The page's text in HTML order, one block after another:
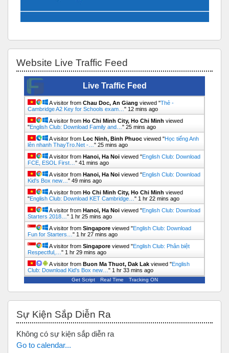
Website Live Traffic Feed
Live Traffic Feed
A visitor from Chau Doc, An Giang viewed "Thẻ -
Cambridge A2 Key for Schools exam… " 12 mins ago
A visitor from Ho Chi Minh City, Ho Chi Minh viewed
"English Club: Download Family and… " 25 mins ago
A visitor from Loc Ninh, Binh Phuoc viewed "Học tiếng Anh
lên nhanh ThayTro.Net -… " 25 mins ago
A visitor from Hanoi, Ha Noi viewed "English Club: Download
FCE, ESOL First… " 41 mins ago
A visitor from Hanoi, Ha Noi viewed "English Club: Download
Kid's Box new… " 49 mins ago
A visitor from Ho Chi Minh City, Ho Chi Minh viewed
"English Club: Download KET Cambridge… " 1 hr 22 mins ago
A visitor from Hanoi, Ha Noi viewed "English Club: Download
Starters 2018… " 1 hr 25 mins ago
A visitor from Singapore viewed "English Club: Download
Fun for Starters… " 1 hr 27 mins ago
A visitor from Singapore viewed "English Club: Phân biệt
Respectful,… " 1 hr 29 mins ago
A visitor from Buon Ma Thuot, Dak Lak viewed "English
Club: Download Kid's Box new… " 1 hr 33 mins ago
Get Script Real Time Tracking ON
Sự Kiện Sắp Diễn Ra
Không có sự kiện sắp diễn ra
Go to calendar...